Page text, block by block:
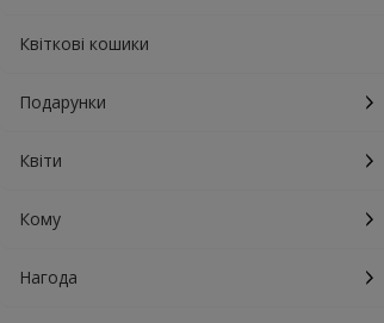
Квіткові кошики
Подарунки
Квіти
Кому
Нагода